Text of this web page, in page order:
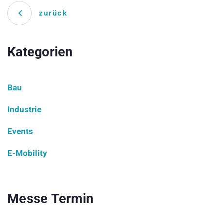
zurück
Kategorien
Bau
Industrie
Events
E-Mobility
Messe Termin